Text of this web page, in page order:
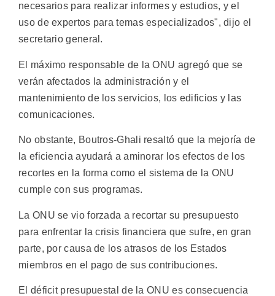
necesarios para realizar informes y estudios, y el
uso de expertos para temas especializados", dijo el
secretario general.
El máximo responsable de la ONU agregó que se
verán afectados la administración y el
mantenimiento de los servicios, los edificios y las
comunicaciones.
No obstante, Boutros-Ghali resaltó que la mejoría de
la eficiencia ayudará a aminorar los efectos de los
recortes en la forma como el sistema de la ONU
cumple con sus programas.
La ONU se vio forzada a recortar su presupuesto
para enfrentar la crisis financiera que sufre, en gran
parte, por causa de los atrasos de los Estados
miembros en el pago de sus contribuciones.
El déficit presupuestal de la ONU es consecuencia